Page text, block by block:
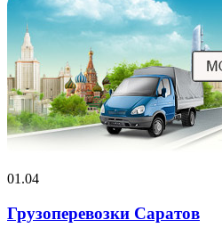
01.04
Грузоперевозки Саратов